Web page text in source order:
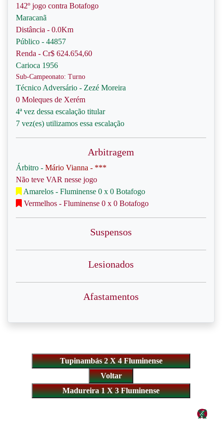
142º jogo contra Botafogo
Maracanã
Distância - 0.0Km
Público - 44857
Renda - Cr$ 624.654,60
Carioca 1956
Sub-Campeonato: Turno
Técnico Adversário - Zezé Moreira
0 Moleques de Xerém
4ª vez dessa escalação titular
7 vez(es) utilizamos essa escalação
Arbitragem
Árbitro - Mário Vianna - ***
Não teve VAR nesse jogo
Amarelos - Fluminense 0 x 0 Botafogo
Vermelhos - Fluminense 0 x 0 Botafogo
Suspensos
Lesionados
Afastamentos